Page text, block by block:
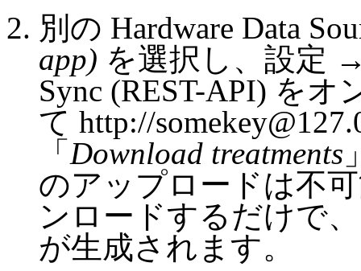
別の Hardware Data
app) を選択し、設定
Sync (REST-API) をオ
て http://
「 Download treatments
のアップロードは不
ンロードするだけで
が生成されます。